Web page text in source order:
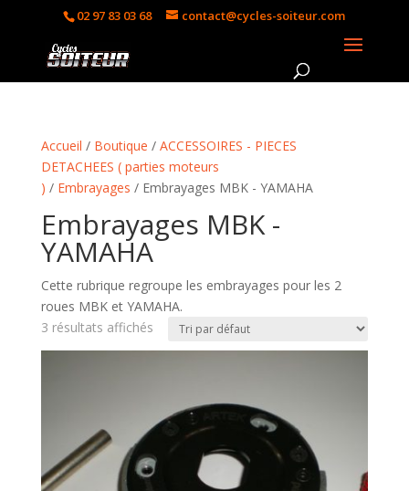
02 97 83 03 68 contact@cycles-soiteur.com
Accueil / Boutique / ACCESSOIRES - PIECES
DETACHEES ( parties moteurs
) / Embrayages / Embrayages MBK - YAMAHA
Embrayages MBK -
YAMAHA
Cette rubrique regroupe les embrayages pour les 2
roues MBK et YAMAHA.
3 résultats affichés